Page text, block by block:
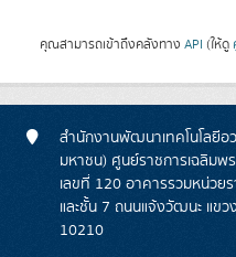
คุณสามารถเข้าถึงคลังทาง API (ให้ดู
สำนักงานพัฒนาเทคโนโลยีอ
มหาชน) ศูนย์ราชการเฉลิม
เลขที่ 120 อาคารรวมหน่วย
และชั้น 7 ถนนแจ้งวัฒนะ แข
10210